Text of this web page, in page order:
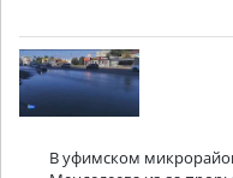
В уфимском